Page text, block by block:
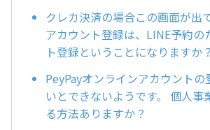
クレカ決済の場合この画面が出
アカウント登録は、LINE予約の
ト登録ということになりますか？
PeyPayオンラインアカウント
いとできないようです。 個人事
る方法ありますか？